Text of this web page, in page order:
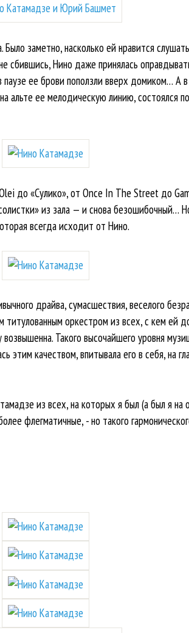
заметно, насколько ей нравится
сбившись, Нино даже принялась
ее брови поползли вверх домиком…
альте ее мелодическую линию, состоялся
до «Сулико», от Once In The Street до
из зала — и снова безошибочный…
всегда исходит от Нино.
драйва, сумасшествия, веселого
оркестром из всех, с кем ей
Такого высочайшего уровня
этим качеством, впитывала его в себя, на
из всех, на которых я был (а был я на
флегматичные, - но такого